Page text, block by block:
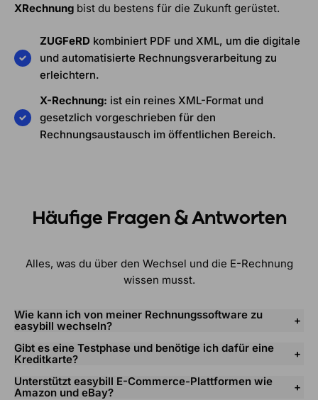
XRechnung bist du bestens für die Zukunft gerüstet.
ZUGFeRD kombiniert PDF und XML, um die digitale
und automatisierte Rechnungsverarbeitung zu
erleichtern.
X-Rechnung: ist ein reines XML-Format und
gesetzlich vorgeschrieben für den
Rechnungsaustausch im öffentlichen Bereich.
Häufige Fragen & Antworten
Alles, was du über den Wechsel und die E-Rechnung
wissen musst.
Wie kann ich von meiner Rechnungssoftware zu
easybill wechseln?
Gibt es eine Testphase und benötige ich dafür eine
Kreditkarte?
Unterstützt easybill E-Commerce-Plattformen wie
Amazon und eBay?